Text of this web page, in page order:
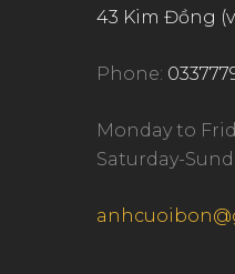
43 Kim Đồng
Phone:
Monday to
Saturday-